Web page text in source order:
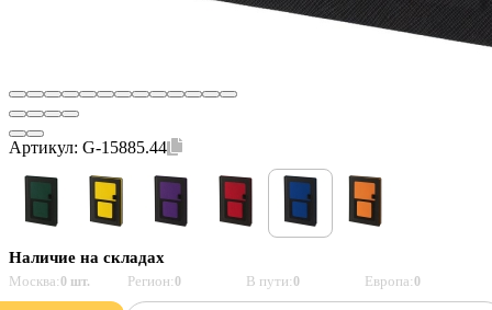
Артикул: G-15885.44
Наличие на складах
Москва:0 шт. Регион:0 В пути:0 Европа:0